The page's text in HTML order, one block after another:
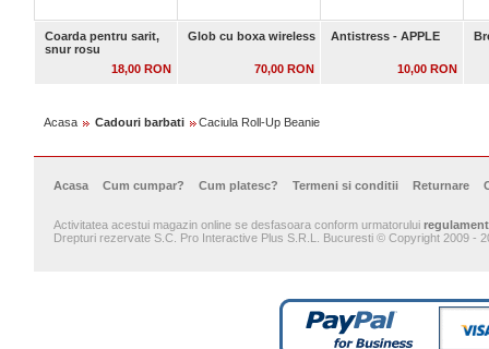
Coarda pentru sarit,
snur rosu
18,00 RON
Glob cu boxa wireless
70,00 RON
Antistress - APPLE
10,00 RON
Acasa Cadouri barbati Caciula Roll-Up Beanie
Acasa Cum cumpar? Cum platesc? Termeni si conditii Returnare
Activitatea acestui magazin online se desfasoara conform urmatorului regulament
Drepturi rezervate S.C. Pro Interactive Plus S.R.L. Bucuresti © Copyright 2009 -